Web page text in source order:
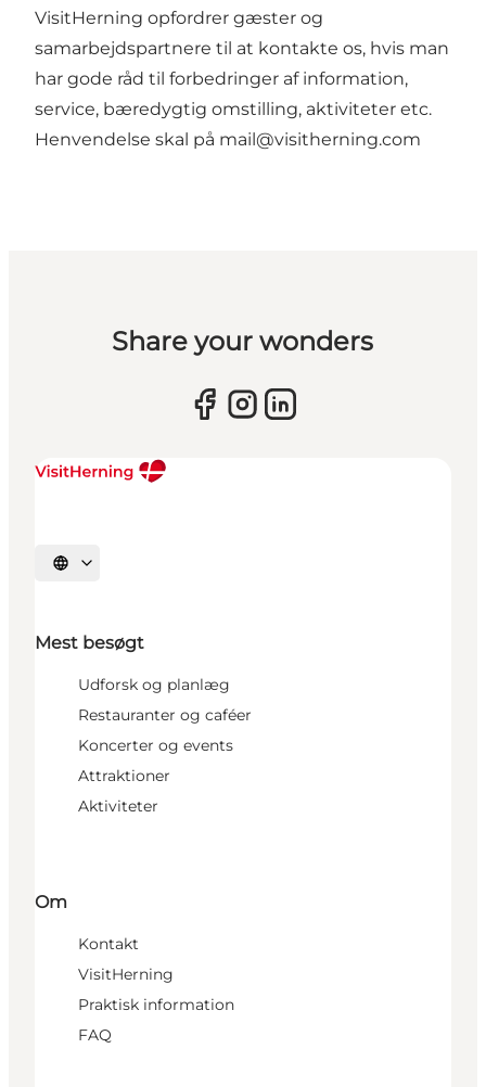
VisitHerning opfordrer gæster og
samarbejdspartnere til at kontakte os, hvis man
har gode råd til forbedringer af information,
service, bæredygtig omstilling, aktiviteter etc.
Henvendelse skal på mail@visitherning.com
Share your wonders
Vælg sprog
Mest besøgt
Udforsk og planlæg
Restauranter og caféer
Koncerter og events
Attraktioner
Aktiviteter
Om
Kontakt
VisitHerning
Praktisk information
FAQ